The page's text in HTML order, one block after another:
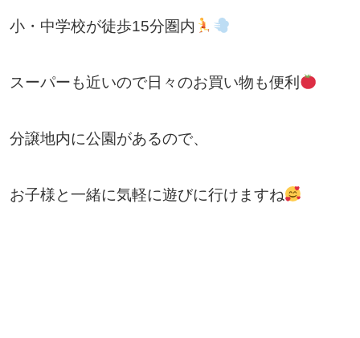
小・中学校が徒歩15分圏内
スーパーも近いので日々のお買い物も便利
分譲地内に公園があるので、
お子様と一緒に気軽に遊びに行けますね